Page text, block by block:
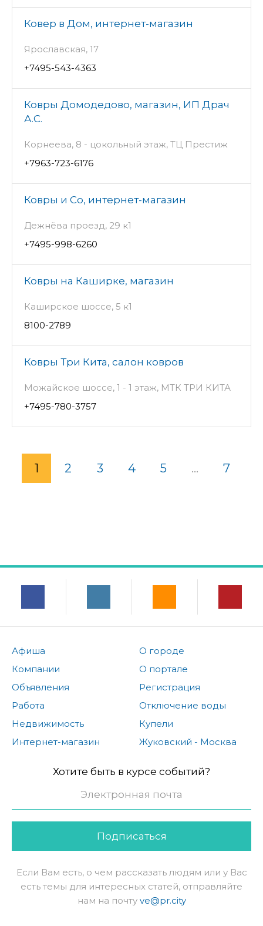
Ковер в Дом, интернет-магазин
Ярославская, 17
+7495-543-4363
Ковры Домодедово, магазин, ИП Драч
А.С.
Корнеева, 8 - цокольный этаж, ТЦ Престиж
+7963-723-6176
Ковры и Co, интернет-магазин
Дежнёва проезд, 29 к1
+7495-998-6260
Ковры на Каширке, магазин
Каширское шоссе, 5 к1
8100-2789
Ковры Три Кита, салон ковров
Можайское шоссе, 1 - 1 этаж, МТК ТРИ КИТА
+7495-780-3757
1 2 3 4 5 ... 7
Афиша
Компании
Объявления
Работа
Недвижимость
Интернет-магазин
О городе
О портале
Регистрация
Отключение воды
Купели
Жуковский - Москва
Хотите быть в курсе событий?
Подписаться
Если Вам есть, о чем рассказать людям или у Вас
есть темы для интересных статей, отправляйте
нам на почту ve@pr.city